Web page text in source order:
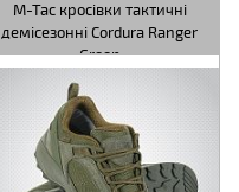
M-Tac кросівки тактичні
демісезонні Cordura Ranger
Green